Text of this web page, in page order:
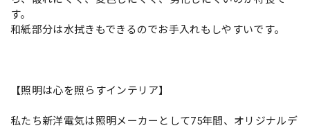
す。
和紙部分は水拭きもできるのでお手入れもしやすいです。
【照明は心を照らすインテリア】
私たち新洋電気は照明メーカーとして75年間、オリジナルデ